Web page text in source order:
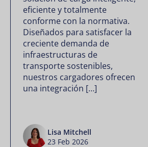
eficiente y totalmente
conforme con la normativa.
Diseñados para satisfacer la
creciente demanda de
infraestructuras de
transporte sostenibles,
nuestros cargadores ofrecen
una integración […]
Lisa Mitchell
23 Feb 2026